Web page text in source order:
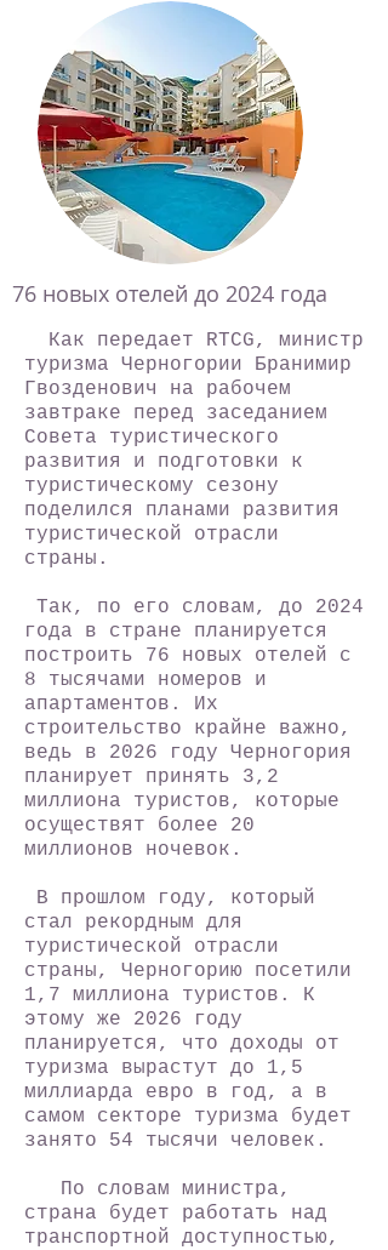
76 новых отелей до 2024 года
Как передает RTCG, министр
туризма Черногории Бранимир
Гвозденович на рабочем
завтраке перед заседанием
Совета туристического
развития и подготовки к
туристическому сезону
поделился планами развития
туристической отрасли
страны.
Так, по его словам, до 2024
года в стране планируется
построить 76 новых отелей с
8 тысячами номеров и
апартаментов. Их
строительство крайне важно,
ведь в 2026 году Черногория
планирует принять 3,2
миллиона туристов, которые
осуществят более 20
миллионов ночевок.
В прошлом году, который
стал рекордным для
туристической отрасли
страны, Черногорию посетили
1,7 миллиона туристов. К
этому же 2026 году
планируется, что доходы от
туризма вырастут до 1,5
миллиарда евро в год, а в
самом секторе туризма будет
занято 54 тысячи человек.
По словам министра,
страна будет работать над
транспортной доступностью,